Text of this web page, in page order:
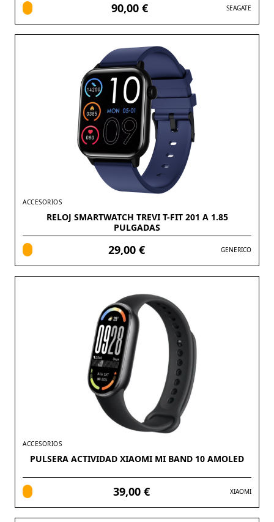
90,00 € SEAGATE
ACCESORIOS
RELOJ SMARTWATCH TREVI T-FIT 201 A 1.85
PULGADAS
29,00 € GENERICO
ACCESORIOS
PULSERA ACTIVIDAD XIAOMI MI BAND 10 AMOLED
39,00 € XIAOMI